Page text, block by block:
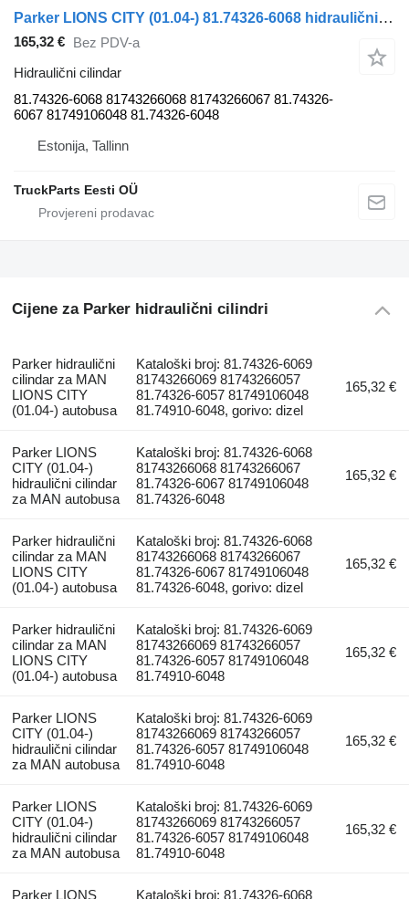
Parker LIONS CITY (01.04-) 81.74326-6068 hidraulični cilindar za MAN autobusa
165,32 € Bez PDV-a
Hidraulični cilindar
81.74326-6068 81743266068 81743266067 81.74326-
6067 81749106048 81.74326-6048
Estonija, Tallinn
TruckParts Eesti OÜ
Cijene za Parker hidraulični cilindri
Parker hidraulični
cilindar za MAN
LIONS CITY
(01.04-) autobusa
Kataloški broj: 81.74326-6069
81743266069 81743266057
81.74326-6057 81749106048
81.74910-6048, gorivo: dizel
165,32 €
Parker LIONS
CITY (01.04-)
hidraulični cilindar
za MAN autobusa
Kataloški broj: 81.74326-6068
81743266068 81743266067
81.74326-6067 81749106048
81.74326-6048
165,32 €
Parker hidraulični
cilindar za MAN
LIONS CITY
(01.04-) autobusa
Kataloški broj: 81.74326-6068
81743266068 81743266067
81.74326-6067 81749106048
81.74326-6048, gorivo: dizel
165,32 €
Parker hidraulični
cilindar za MAN
LIONS CITY
(01.04-) autobusa
Kataloški broj: 81.74326-6069
81743266069 81743266057
81.74326-6057 81749106048
81.74910-6048
165,32 €
Parker LIONS
CITY (01.04-)
hidraulični cilindar
za MAN autobusa
Kataloški broj: 81.74326-6069
81743266069 81743266057
81.74326-6057 81749106048
81.74910-6048
165,32 €
Parker LIONS
CITY (01.04-)
hidraulični cilindar
za MAN autobusa
Kataloški broj: 81.74326-6069
81743266069 81743266057
81.74326-6057 81749106048
81.74910-6048
165,32 €
Parker LIONS Kataloški broj: 81.74326-6068